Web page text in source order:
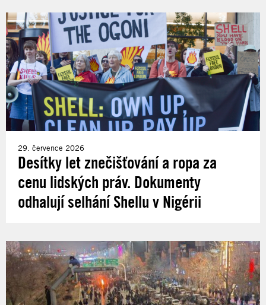
29. července 2026
Desítky let znečišťování a ropa za
cenu lidských práv. Dokumenty
odhalují selhání Shellu v Nigérii